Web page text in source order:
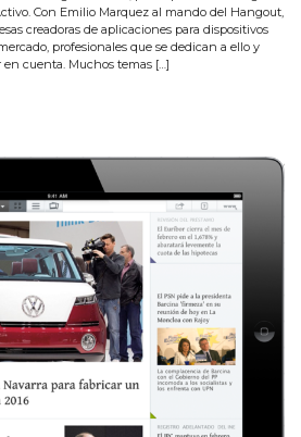
Con Emilio Marquez al mando del Hangout,
creadoras de aplicaciones para dispositivos
profesionales que se dedican a ello y
cuenta. Muchos temas […]